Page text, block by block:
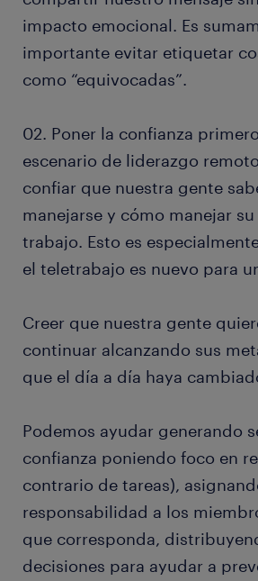
impacto emocional. Es
importante evitar etiquetar
como “equivocadas”.
02. Poner la confianza
escenario de liderazgo
confiar que nuestra gente
manejarse y cómo manejar
trabajo. Esto es
el teletrabajo es nuevo para
Creer que nuestra gente
continuar alcanzando sus
que el día a día haya
Podemos ayudar generando
confianza poniendo foco en
contrario de tareas),
responsabilidad a los
que corresponda,
decisiones para ayudar a